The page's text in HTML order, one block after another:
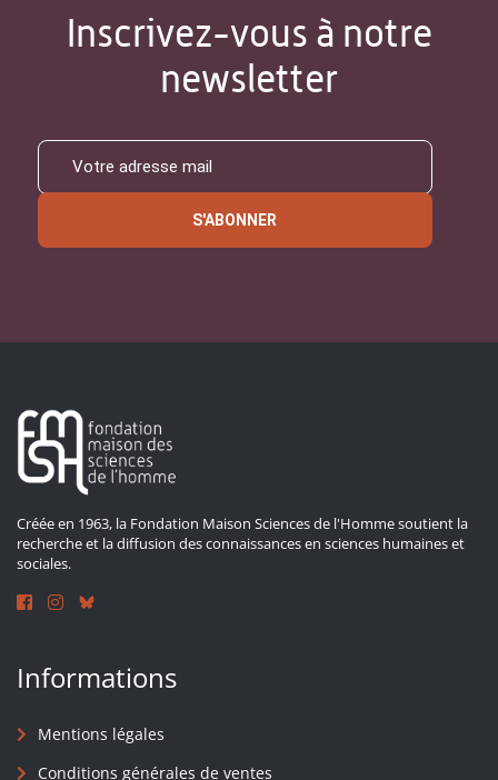
Inscrivez-vous à notre
newsletter
S'ABONNER
Créée en 1963, la Fondation Maison Sciences de l'Homme soutient la
recherche et la diffusion des connaissances en sciences humaines et
sociales.
Informations
Mentions légales
Conditions générales de ventes